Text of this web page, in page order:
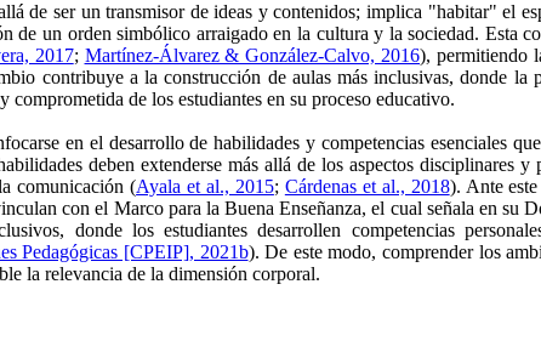
de ser un transmisor de ideas y contenidos; implica "habitar" el
de un orden simbólico arraigado en la cultura y la sociedad.
2017; Martínez-Álvarez & González-Calvo, 2016), permitiendo
contribuye a la construcción de aulas más inclusivas, donde
comprometida de los estudiantes en su proceso educativo.
en el desarrollo de habilidades y competencias esenciales
deben extenderse más allá de los aspectos disciplinares y
comunicación (Ayala et al., 2015; Cárdenas et al., 2018). Ante
con el Marco para la Buena Enseñanza, el cual señala en
donde los estudiantes desarrollen competencias
Pedagógicas [CPEIP], 2021b). De este modo, comprender los
la relevancia de la dimensión corporal.